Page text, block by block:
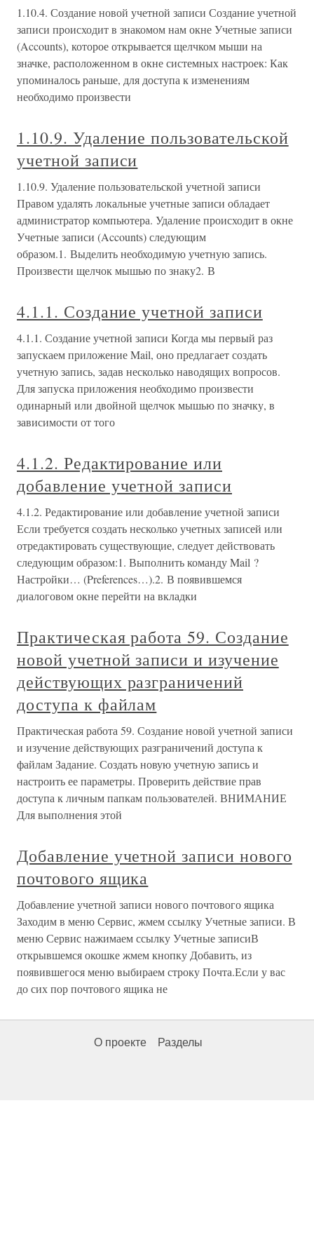
1.10.4. Создание новой учетной записи Создание учетной
записи происходит в знакомом нам окне Учетные записи
(Accounts), которое открывается щелчком мыши на
значке, расположенном в окне системных настроек: Как
упоминалось раньше, для доступа к изменениям
необходимо произвести
1.10.9. Удаление пользовательской
учетной записи
1.10.9. Удаление пользовательской учетной записи
Правом удалять локальные учетные записи обладает
администратор компьютера. Удаление происходит в окне
Учетные записи (Accounts) следующим
образом.1. Выделить необходимую учетную запись.
Произвести щелчок мышью по знаку2. В
4.1.1. Создание учетной записи
4.1.1. Создание учетной записи Когда мы первый раз
запускаем приложение Mail, оно предлагает создать
учетную запись, задав несколько наводящих вопросов.
Для запуска приложения необходимо произвести
одинарный или двойной щелчок мышью по значку, в
зависимости от того
4.1.2. Редактирование или
добавление учетной записи
4.1.2. Редактирование или добавление учетной записи
Если требуется создать несколько учетных записей или
отредактировать существующие, следует действовать
следующим образом:1. Выполнить команду Mail ?
Настройки… (Preferences…).2. В появившемся
диалоговом окне перейти на вкладки
Практическая работа 59. Создание
новой учетной записи и изучение
действующих разграничений
доступа к файлам
Практическая работа 59. Создание новой учетной записи
и изучение действующих разграничений доступа к
файлам Задание. Создать новую учетную запись и
настроить ее параметры. Проверить действие прав
доступа к личным папкам пользователей. ВНИМАНИЕ
Для выполнения этой
Добавление учетной записи нового
почтового ящика
Добавление учетной записи нового почтового ящика
Заходим в меню Сервис, жмем ссылку Учетные записи. В
меню Сервис нажимаем ссылку Учетные записиВ
открывшемся окошке жмем кнопку Добавить, из
появившегося меню выбираем строку Почта.Если у вас
до сих пор почтового ящика не
О проекте Разделы